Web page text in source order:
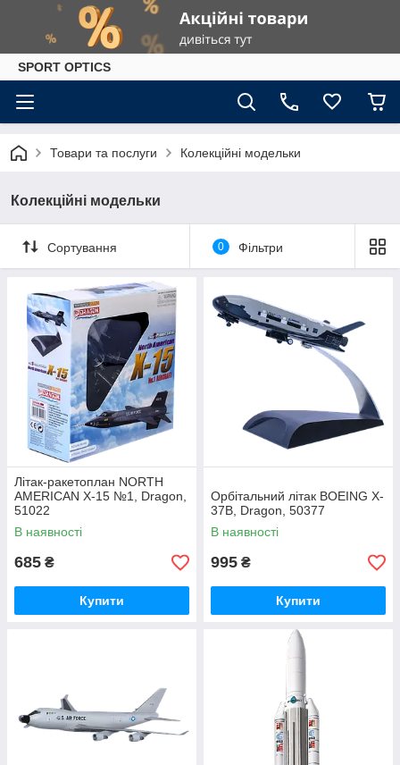
SPORT OPTICS
Товари та послуги Колекційні модельки
Колекційні модельки
Сортування 0 Фільтри
Літак-ракетоплан NORTH
AMERICAN X-15 №1, Dragon,
51022
В наявності
685 ₴
Купити
Орбітальний літак BOEING X-
37B, Dragon, 50377
В наявності
995 ₴
Купити